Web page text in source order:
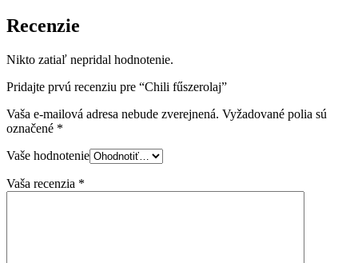
Recenzie
Nikto zatiaľ nepridal hodnotenie.
Pridajte prvú recenziu pre “Chili fűszerolaj”
Vaša e-mailová adresa nebude zverejnená. Vyžadované polia sú
označené *
Vaše hodnotenie
Vaša recenzia *